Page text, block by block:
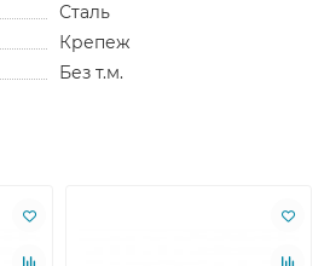
Сталь
Крепеж
Без т.м.